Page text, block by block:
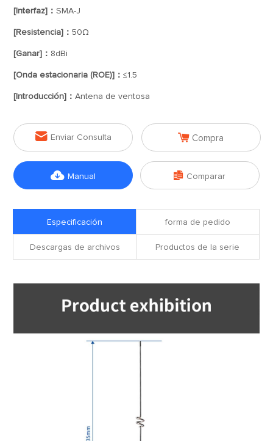
[Interfaz]：SMA-J
[Resistencia]：50Ω
[Ganar]： 8dBi
[Onda estacionaria (ROE)]：≤1.5
[Introducción]：Antena de ventosa
 Enviar Consulta  Compra
 Manual  Comparar
Especificación forma de pedido
Descargas de archivos Productos de la serie